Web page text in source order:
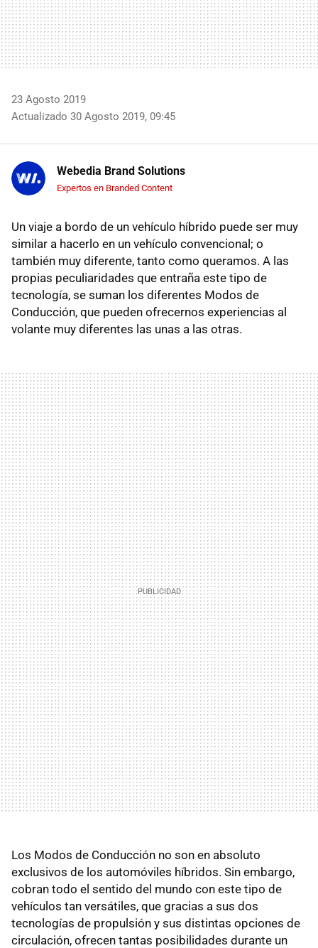
23 Agosto 2019
Actualizado 30 Agosto 2019, 09:45
Webedia Brand Solutions
Expertos en Branded Content
Un viaje a bordo de un vehículo híbrido puede ser muy
similar a hacerlo en un vehículo convencional; o
también muy diferente, tanto como queramos. A las
propias peculiaridades que entraña este tipo de
tecnología, se suman los diferentes Modos de
Conducción, que pueden ofrecernos experiencias al
volante muy diferentes las unas a las otras.
Los Modos de Conducción no son en absoluto
exclusivos de los automóviles híbridos. Sin embargo,
cobran todo el sentido del mundo con este tipo de
vehículos tan versátiles, que gracias a sus dos
tecnologías de propulsión y sus distintas opciones de
circulación, ofrecen tantas posibilidades durante un